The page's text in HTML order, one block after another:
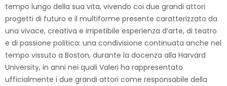
tempo lungo della sua vita, vivendo coi due grandi attori
progetti di futuro e il multiforme presente caratterizzato da
una vivace, creativa e irripetibile esperienza d’arte, di teatro
e di passione politica: una condivisione continuata anche nel
tempo vissuto a Boston, durante la docenza alla Harvard
University, in anni nei quali Valeri ha rappresentato
ufficialmente i due grandi attori come responsabile della